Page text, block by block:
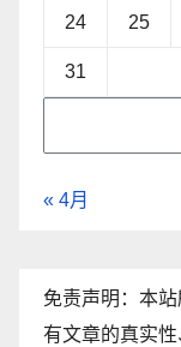
24 25
31
« 4月
免责声明：本
有文章的真实